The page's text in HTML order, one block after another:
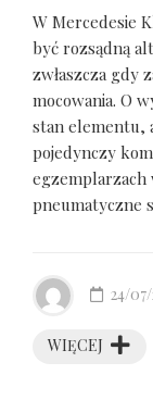
W Mercedesie
być rozsądną
zwłaszcza gdy
mocowania. O
stan elementu,
pojedynczy
egzemplarzach
pneumatyczne
WIĘCEJ
24/